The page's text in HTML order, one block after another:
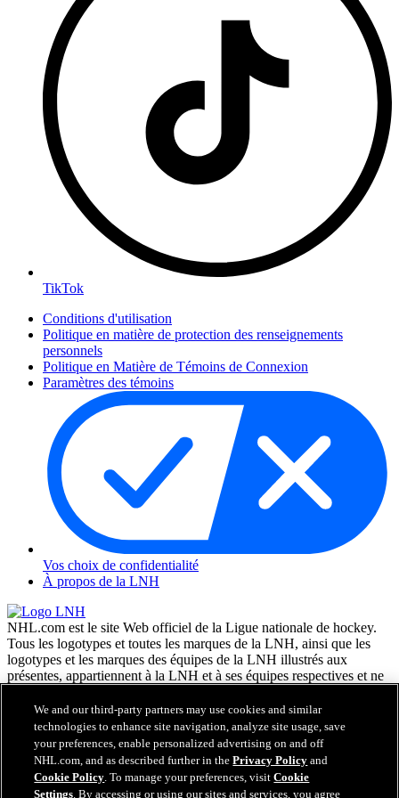
TikTok
Conditions d'utilisation
Politique en matière de protection des renseignements
personnels
Politique en Matière de Témoins de Connexion
Paramètres des témoins
Vos choix de confidentialité
À propos de la LNH
NHL.com est le site Web officiel de la Ligue nationale de hockey.
Tous les logotypes et toutes les marques de la LNH, ainsi que les
logotypes et les marques des équipes de la LNH illustrés aux
présentes, appartiennent à la LNH et à ses équipes respectives et ne
Enterprises, L.P. © LNH 2026. Tous droits réservés. Tous les
chandails d'équipe de la LNH personnalisés avec les noms des
joueurs de la LNH et leurs numéros sont officiellement sous license
de la LNH et de l'AJLNH. Le mot servant de marque Zamboni et la
configuration de la surfaceuse Zamboni sont des marques de
commerce déposées de Frank J. Zamboni & Co., Inc. © Frank J.
We and our third-party partners may use cookies and similar
technologies to enhance site navigation, analyze site usage, save
your preferences, enable personalized advertising on and off
NHL.com, and as described further in thePrivacy Policy and
Cookie Policy. To manage your preferences, visitCookie
Settings. By accessing or using our sites and services, you agree